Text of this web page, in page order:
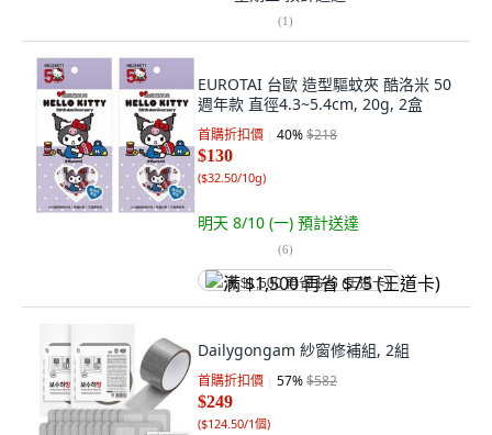
(1)
EUROTAI 台歐 造型驅蚊夾 酷洛米 50
週年款 直徑4.3~5.4cm, 20g, 2盒
首購折扣價 40%$218
$130
($32.50/10g)
明天 8/10 (一) 預計送達
(6)
满 $1,500 再省 $75 (王道卡)
Dailygongam 紗窗修補組, 2組
首購折扣價 57%$582
$249
($124.50/1個)